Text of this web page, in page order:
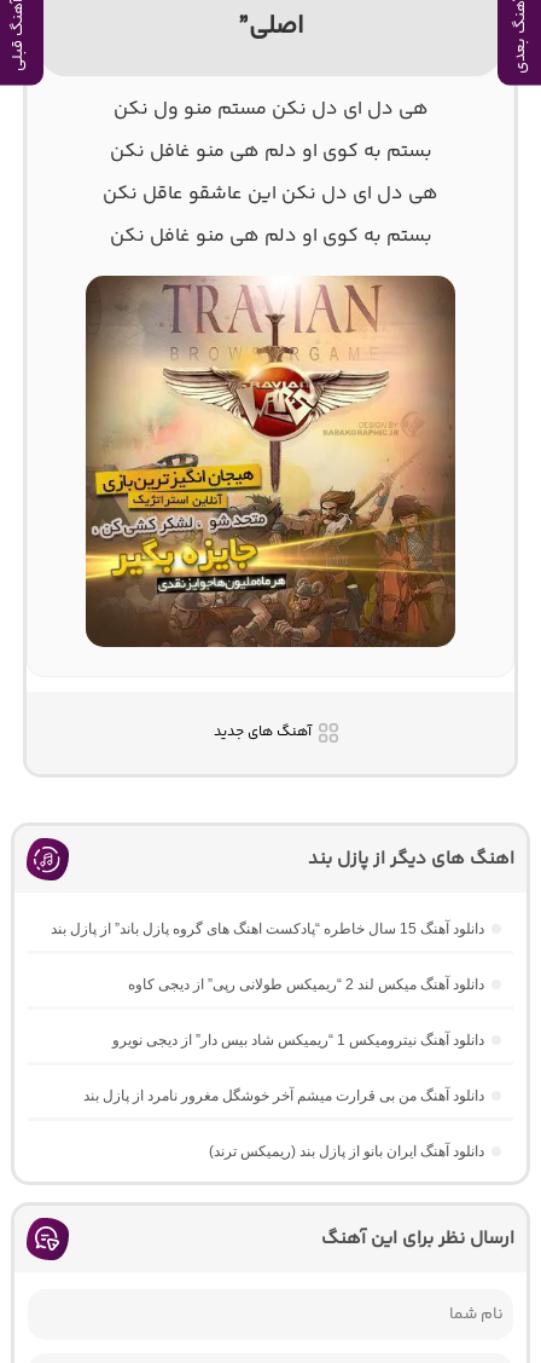
آهنگ بعدی آهنگ قبلی اصلی”
هی دل ای دل نکن مستم منو ول نکن
بستم به کوی او دلم هی منو غافل نکن
هی دل ای دل نکن این عاشقو عاقل نکن
بستم به کوی او دلم هی منو غافل نکن
آهنگ های جدید
اهنگ های دیگر از پازل بند
دانلود آهنگ 15 سال خاطره “پادکست اهنگ های گروه پازل باند” از پازل بند
دانلود آهنگ میکس لند 2 “ریمیکس طولانی رپی” از دیجی کاوه
دانلود آهنگ نیترومیکس 1 “ریمیکس شاد بیس دار” از دیجی نویرو
دانلود آهنگ من بی قرارت میشم آخر خوشگل مغرور نامرد از پازل بند
دانلود آهنگ ایران بانو از پازل بند (ریمیکس ترند)
ارسال نظر برای این آهنگ